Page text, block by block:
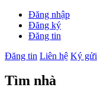
Đăng nhập
Đăng ký
Đăng tin
Đăng tin Liên hệ Ký gửi
Tìm nhà